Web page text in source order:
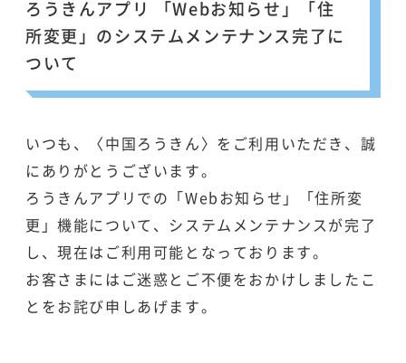
ろうきんアプリ 「Webお知らせ」「住
所変更」のシステムメンテナンス完了に
ついて
いつも、〈中国ろうきん〉をご利用いただき、誠
にありがとうございます。
ろうきんアプリでの「Webお知らせ」「住所変
更」機能について、システムメンテナンスが完了
し、現在はご利用可能となっております。
お客さまにはご迷惑とご不便をおかけしましたこ
とをお詫び申しあげます。